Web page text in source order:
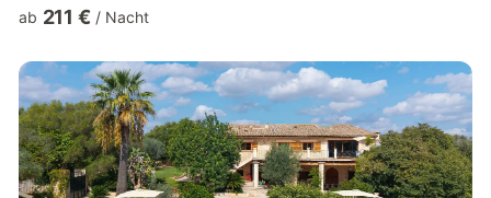
sonnendurchfluteten Räumen und moderner Architektur verfügt
ausgestattete Küche. Zu den hochwertigen Annehmlichkeiten
dieses typisch mallorquinischen Hauses gehören WLAN,
Satellitenfernsehen, F...
ab 211 € / Nacht